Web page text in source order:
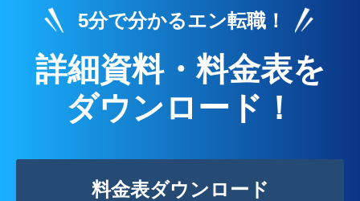
5分で分かるエン転職！
詳細資料・料金表を
ダウンロード！
料金表ダウンロード